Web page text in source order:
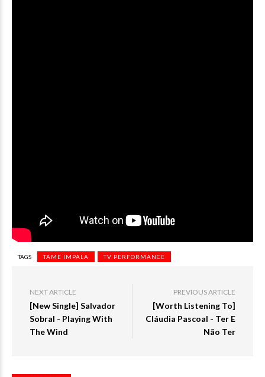
TAGS TAME IMPALA TV PERFORMANCE
NEXT ARTICLE
[New Single] Salvador
Sobral - Playing With
The Wind
PREVIOUS ARTICLE
[Worth Listening To]
Cláudia Pascoal - Ter E
Não Ter